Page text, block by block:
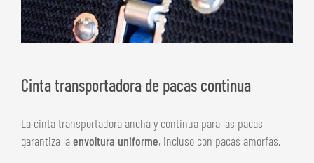
Cinta transportadora de pacas continua
La cinta transportadora ancha y continua para las pacas
garantiza laenvoltura uniforme, incluso con pacas amorfas.